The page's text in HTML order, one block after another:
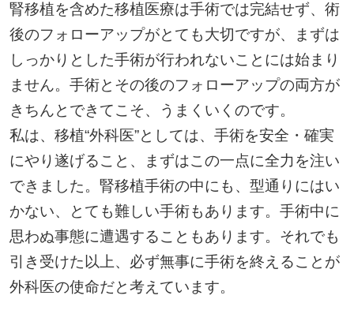
腎移植を含めた移植医療は手術では完結せず、術
後のフォローアップがとても大切ですが、まずは
しっかりとした手術が行われないことには始まり
ません。手術とその後のフォローアップの両方が
きちんとできてこそ、うまくいくのです。
私は、移植“外科医”としては、手術を安全・確実
にやり遂げること、まずはこの一点に全力を注い
できました。腎移植手術の中にも、型通りにはい
かない、とても難しい手術もあります。手術中に
思わぬ事態に遭遇することもあります。それでも
引き受けた以上、必ず無事に手術を終えることが
外科医の使命だと考えています。